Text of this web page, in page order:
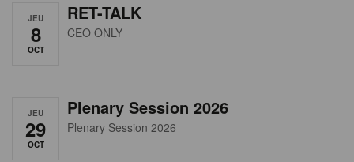
JEU
8
OCT
RET-TALK
CEO ONLY
JEU
29
OCT
Plenary Session 2026
Plenary Session 2026